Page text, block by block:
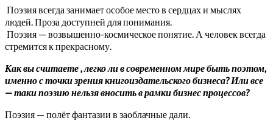
Поэзия всегда занимает особое место в сердцах и мыслях
людей. Проза доступней для понимания.
Поэзия — возвышенно-космическое понятие. А человек всегда
стремится к прекрасному.
Как вы считаете,легко ли в современном мире быть поэтом,
именно с точки зрения книгоиздательского бизнеса? Или все
— таки поэзию нельзя вносить в рамки бизнес процессов?
Поэзия — полёт фантазии в заоблачные дали.